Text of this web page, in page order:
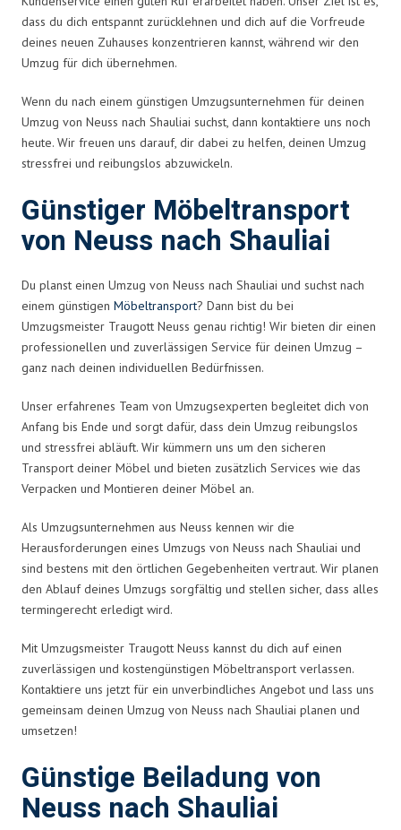
dass du dich entspannt zurücklehnen und dich auf die Vorfreude
deines neuen Zuhauses konzentrieren kannst, während wir den
Umzug für dich übernehmen.
Wenn du nach einem günstigen Umzugsunternehmen für deinen
Umzug von Neuss nach Shauliai suchst, dann kontaktiere uns noch
heute. Wir freuen uns darauf, dir dabei zu helfen, deinen Umzug
stressfrei und reibungslos abzuwickeln.
Günstiger Möbeltransport
von Neuss nach Shauliai
Du planst einen Umzug von Neuss nach Shauliai und suchst nach
einem günstigen Möbeltransport? Dann bist du bei
Umzugsmeister Traugott Neuss genau richtig! Wir bieten dir einen
professionellen und zuverlässigen Service für deinen Umzug –
ganz nach deinen individuellen Bedürfnissen.
Unser erfahrenes Team von Umzugsexperten begleitet dich von
Anfang bis Ende und sorgt dafür, dass dein Umzug reibungslos
und stressfrei abläuft. Wir kümmern uns um den sicheren
Transport deiner Möbel und bieten zusätzlich Services wie das
Verpacken und Montieren deiner Möbel an.
Als Umzugsunternehmen aus Neuss kennen wir die
Herausforderungen eines Umzugs von Neuss nach Shauliai und
sind bestens mit den örtlichen Gegebenheiten vertraut. Wir planen
den Ablauf deines Umzugs sorgfältig und stellen sicher, dass alles
termingerecht erledigt wird.
Mit Umzugsmeister Traugott Neuss kannst du dich auf einen
zuverlässigen und kostengünstigen Möbeltransport verlassen.
Kontaktiere uns jetzt für ein unverbindliches Angebot und lass uns
gemeinsam deinen Umzug von Neuss nach Shauliai planen und
umsetzen!
Günstige Beiladung von
Neuss nach Shauliai